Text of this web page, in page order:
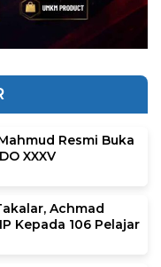
Resmi Buka
XXXV
Achmad
Kepada 106 Pelajar